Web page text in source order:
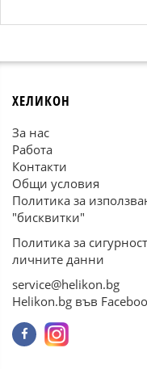
ХЕЛИКОН
За нас
Работа
Контакти
Общи условия
Политика за
"бисквитки"
Политика за
личните данни
service@helikon.bg
Helikon.bg във